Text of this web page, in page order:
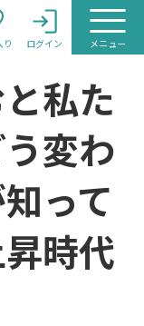
り ログイン メニュー
私た
変わ
って
時代